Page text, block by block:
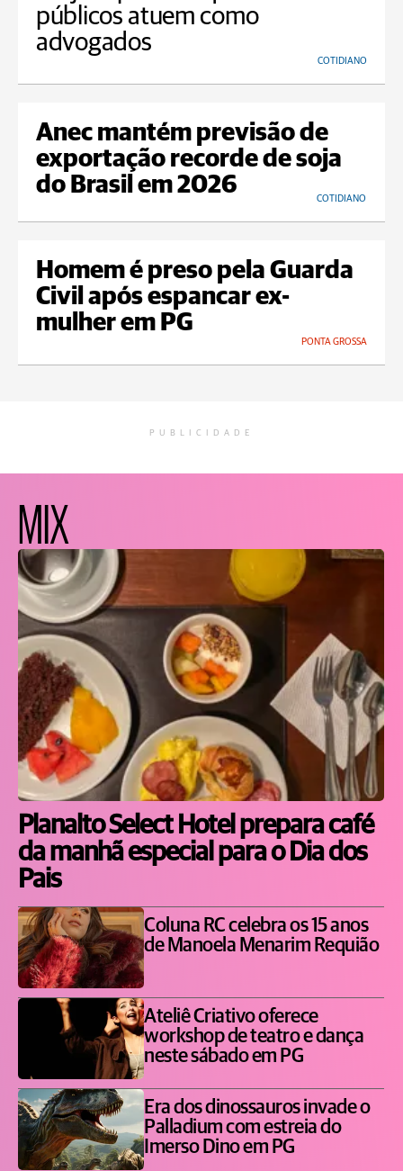
públicos atuem como
advogados
COTIDIANO
Anec mantém previsão de
exportação recorde de soja
do Brasil em 2026
COTIDIANO
Homem é preso pela Guarda
Civil após espancar ex-
mulher em PG
PONTA GROSSA
PUBLICIDADE
MIX
Planalto Select Hotel prepara café
da manhã especial para o Dia dos
Pais
Coluna RC celebra os 15 anos
de Manoela Menarim Requião
Ateliê Criativo oferece
workshop de teatro e dança
neste sábado em PG
Era dos dinossauros invade o
Palladium com estreia do
Imerso Dino em PG